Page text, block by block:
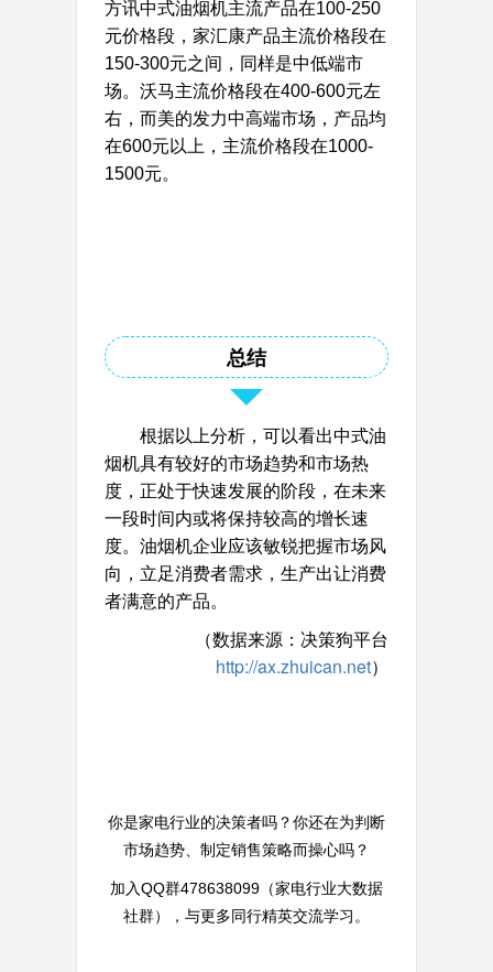
方讯中式油烟机主流产品在100-250
元价格段，家汇康产品主流价格段在
150-300元之间，同样是中低端市
场。沃马主流价格段在400-600元左
右，而美的发力中高端市场，产品均
在600元以上，主流价格段在1000-
1500元。
总结
根据以上分析，可以看出中式油
烟机具有较好的市场趋势和市场热
度，正处于快速发展的阶段，在未来
一段时间内或将保持较高的增长速
度。油烟机企业应该敏锐把握市场风
向，立足消费者需求，生产出让消费
者满意的产品。
（数据来源： 决策狗平台
http://ax.zhuican.net）
你是家电行业的决策者吗？你还在为判断
市场趋势、制定销售策略而操心吗？
加入QQ群478638099（家电行业大数据
社群），与更多同行精英交流学习。